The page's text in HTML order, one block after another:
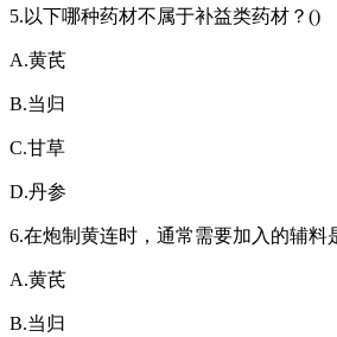
5.以下哪种药材不属于补益类药材？()
A.黄芪
B.当归
C.甘草
D.丹参
6.在炮制黄连时，通常需要加入的辅料
A.黄芪
B.当归